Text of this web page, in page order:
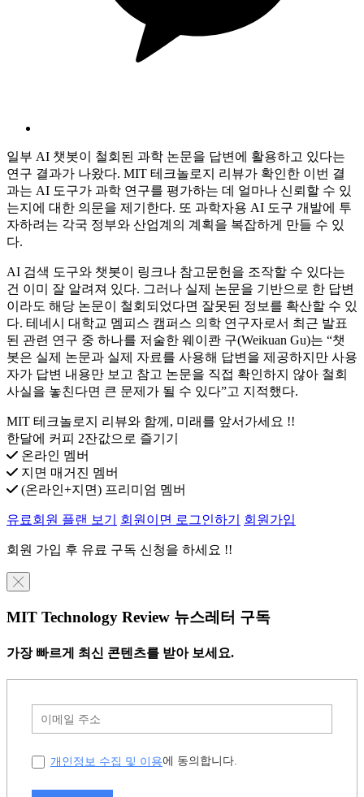
일부 AI 챗봇이 철회된 과학 논문을 답변에 활용하고 있다는
연구 결과가 나왔다. MIT 테크놀로지 리뷰가 확인한 이번 결
과는 AI 도구가 과학 연구를 평가하는 데 얼마나 신뢰할 수 있
는지에 대한 의문을 제기한다. 또 과학자용 AI 도구 개발에 투
자하려는 각국 정부와 산업계의 계획을 복잡하게 만들 수 있
다.
AI 검색 도구와 챗봇이 링크나 참고문헌을 조작할 수 있다는
건 이미 잘 알려져 있다. 그러나 실제 논문을 기반으로 한 답변
이라도 해당 논문이 철회되었다면 잘못된 정보를 확산할 수 있
다. 테네시 대학교 멤피스 캠퍼스 의학 연구자로서 최근 발표
된 관련 연구 중 하나를 저술한 웨이콴 구(Weikuan Gu)는 “챗
봇은 실제 논문과 실제 자료를 사용해 답변을 제공하지만 사용
자가 답변 내용만 보고 참고 논문을 직접 확인하지 않아 철회
사실을 놓친다면 큰 문제가 될 수 있다”고 지적했다.
MIT 테크놀로지 리뷰와 함께, 미래를 앞서가세요 !!
한달에 커피 2잔값으로 즐기기
온라인 멤버
지면 매거진 멤버
(온라인+지면) 프리미엄 멤버
유료회원 플랜 보기 회원이면 로그인하기 회원가입
회원 가입 후 유료 구독 신청을 하세요 !!
╳
MIT Technology Review 뉴스레터 구독
가장 빠르게 최신 콘텐츠를 받아 보세요.
개인정보 수집 및 이용에 동의합니다.